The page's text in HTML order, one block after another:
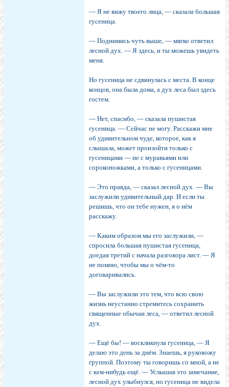
— Я не вижу твоего лица, — сказала большая
гусеница.
— Поднимись чуть выше, — мягко ответил
лесной дух. — Я здесь, и ты можешь увидеть
меня.
Но гусеница не сдвинулась с места. В конце
концов, она была дома, а дух леса был здесь
гостем.
— Нет, спасибо, — сказала пушистая
гусеница. — Сейчас не могу. Расскажи мне
об удивительном чуде, которое, как я
слышала, может произойти только с
гусеницами — не с муравьями или
сороконожками, а только с гусеницами.
— Это правда, — сказал лесной дух. — Вы
заслужили удивительный дар. И если ты
решишь, что он тебе нужен, я о нём
расскажу.
— Каким образом мы его заслужили, —
спросила большая пушистая гусеница,
доедая третий с начала разговора лист. — Я
не помню, чтобы мы о чём-то
договаривались.
— Вы заслужили это тем, что всю свою
жизнь неустанно стремитесь сохранить
священные обычаи леса, — ответил лесной
дух.
— Ещё бы! — воскликнула гусеница, — Я
делаю это день за днём. Знаешь, я руковожу
группой. Поэтому ты говоришь со мной, а не
с кем-нибудь ещё. — Услышав это замечание,
лесной дух улыбнулся, но гусеница не видела